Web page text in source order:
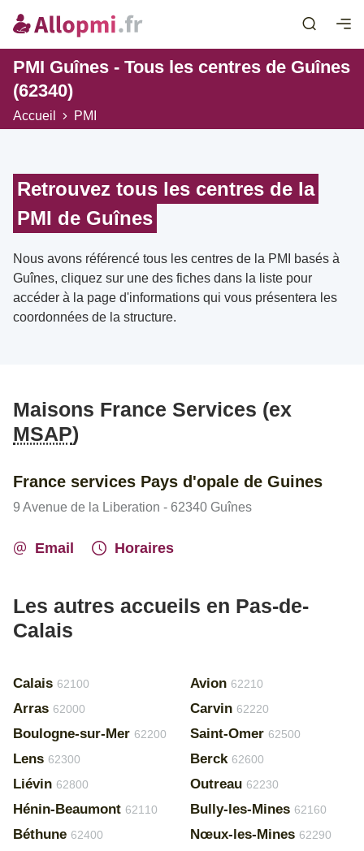
PMI Guînes - Tous les centres de Guînes
(62340)
Accueil PMI
Retrouvez tous les centres de la
PMI de Guînes
Nous avons référencé tous les centres de la PMI basés à
Guînes, cliquez sur une des fiches dans la liste pour
accéder à la page d'informations qui vous présentera les
coordonnées de la structure.
Maisons France Services (ex
MSAP)
France services Pays d'opale de Guines
9 Avenue de la Liberation - 62340 Guînes
Email Horaires
Les autres accueils en Pas-de-
Calais
Calais 62100
Arras 62000
Boulogne-sur-Mer 62200
Lens 62300
Liévin 62800
Hénin-Beaumont 62110
Béthune 62400
Avion 62210
Carvin 62220
Saint-Omer 62500
Berck 62600
Outreau 62230
Bully-les-Mines 62160
Nœux-les-Mines 62290